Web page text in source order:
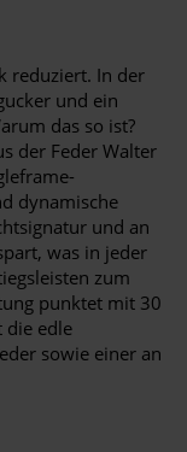
reduziert. In der
und ein
das so ist?
der Feder Walter
dynamische
und an
was in jeder
zum
punktet mit 30
die edle
sowie einer an